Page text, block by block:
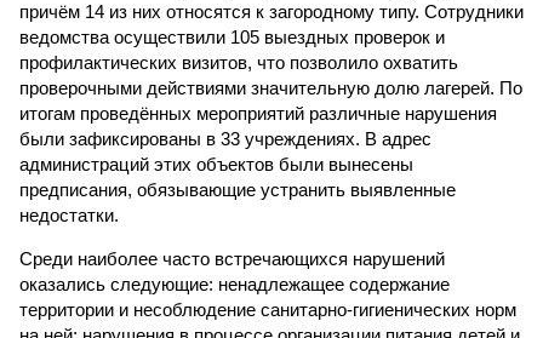
причём 14 из них относятся к загородному типу. Сотрудники
ведомства осуществили 105 выездных проверок и
профилактических визитов, что позволило охватить
проверочными действиями значительную долю лагерей. По
итогам проведённых мероприятий различные нарушения
были зафиксированы в 33 учреждениях. В адрес
администраций этих объектов были вынесены
предписания, обязывающие устранить выявленные
недостатки.
Среди наиболее часто встречающихся нарушений
оказались следующие: ненадлежащее содержание
территории и несоблюдение санитарно-гигиенических норм